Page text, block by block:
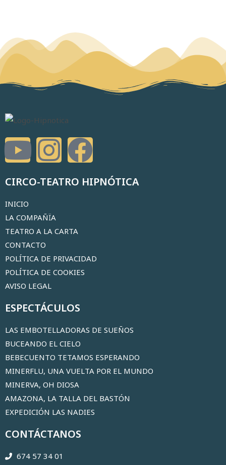
CIRCO-TEATRO HIPNÓTICA
INICIO
LA COMPAÑÏA
TEATRO A LA CARTA
CONTACTO
POLÍTICA DE PRIVACIDAD
POLÍTICA DE COOKIES
AVISO LEGAL
ESPECTÁCULOS
LAS EMBOTELLADORAS DE SUEÑOS
BUCEANDO EL CIELO
BEBECUENTO TETAMOS ESPERANDO
MINERFLU, UNA VUELTA POR EL MUNDO
MINERVA, OH DIOSA
AMAZONA, LA TALLA DEL BASTÓN
EXPEDICIÓN LAS NADIES
CONTÁCTANOS
674 57 34 01